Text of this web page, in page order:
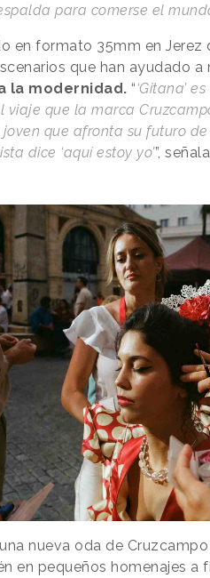
para comerse el
en formato 35mm en Jerez
que han ayudado a
la modernidad. “ ‘Gitana’
viaje que la marca
que afronta su futuro
dice ‘aquí estoy yo’”,
nueva oda de
en pequeños homenajes a